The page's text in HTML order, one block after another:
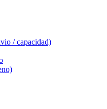
/ capacidad)